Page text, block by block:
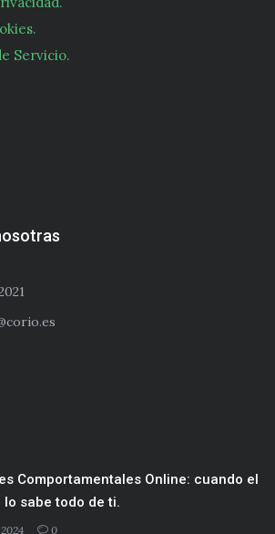
Servicio.
Comportamentales Online: cuando el
lo sabe todo de ti.
0